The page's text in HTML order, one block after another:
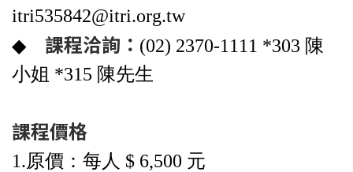
itri535842@itri.org.tw
◆ 課程洽詢： (02) 2370-1111 *303 陳
小姐 *315 陳先生
課程價格
1.原價：每人 $ 6,500 元